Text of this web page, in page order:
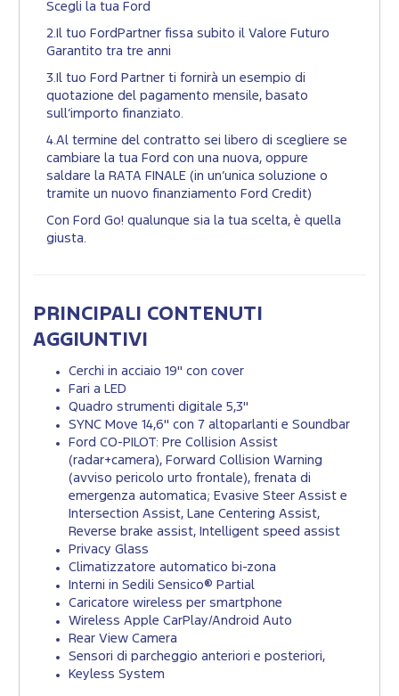
Scegli la tua Ford
2.Il tuo FordPartner fissa subito il Valore Futuro
Garantito tra tre anni
3.Il tuo Ford Partner ti fornirà un esempio di
quotazione del pagamento mensile, basato
sull’importo finanziato.
4.Al termine del contratto sei libero di scegliere se
cambiare la tua Ford con una nuova, oppure
saldare la RATA FINALE (in un’unica soluzione o
tramite un nuovo finanziamento Ford Credit)
Con Ford Go! qualunque sia la tua scelta, è quella
giusta.
PRINCIPALI CONTENUTI
AGGIUNTIVI
Cerchi in acciaio 19" con cover
Fari a LED
Quadro strumenti digitale 5,3"
SYNC Move 14,6" con 7 altoparlanti e Soundbar
Ford CO-PILOT: Pre Collision Assist
(radar+camera), Forward Collision Warning
(avviso pericolo urto frontale), frenata di
emergenza automatica; Evasive Steer Assist e
Intersection Assist, Lane Centering Assist,
Reverse brake assist, Intelligent speed assist
Privacy Glass
Climatizzatore automatico bi-zona
Interni in Sedili Sensico® Partial
Caricatore wireless per smartphone
Wireless Apple CarPlay/Android Auto
Rear View Camera
Sensori di parcheggio anteriori e posteriori,
Keyless System